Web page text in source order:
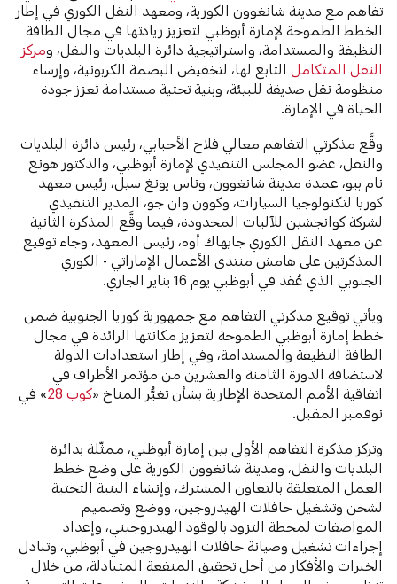
تفاهم مع مدينة شانغوون الكورية، ومعهد النقل الكوري في إطار
الخطط الطموحة لإمارة أبوظبي لتعزيز ريادتها في مجال الطاقة
النظيفة والمستدامة، واستراتيجية دائرة البلديات والنقل، ومركز
النقل المتكامل التابع لها، لتخفيض البصمة الكربونية، وإرساء
منظومة نقل صديقة للبيئة، وبنية تحتية مستدامة تعزز جودة
الحياة في الإمارة.
وقَّع مذكرتي التفاهم معالي فلاح الأحبابي، رئيس دائرة البلديات
والنقل، عضو المجلس التنفيذي لإمارة أبوظبي، والدكتور هونغ
نام بيو، عمدة مدينة شانغوون، وناس يونغ سيل، رئيس معهد
كوريا لتكنولوجيا السيارات، وكوون وان جو، المدير التنفيذي
لشركة كوانجشين للآليات المحدودة، فيما وقَّع المذكرة الثانية
عن معهد النقل الكوري جايهاك أوه، رئيس المعهد، وجاء توقيع
المذكرتين على هامش منتدى الأعمال الإماراتي - الكوري
الجنوبي الذي عُقد في أبوظبي يوم 16 يناير الجاري.
ويأتي توقيع مذكرتي التفاهم مع جمهورية كوريا الجنوبية ضمن
خطط إمارة أبوظبي الطموحة لتعزيز مكانتها الرائدة في مجال
الطاقة النظيفة والمستدامة، وفي إطار استعدادات الدولة
لاستضافة الدورة الثامنة والعشرين من مؤتمر الأطراف في
اتفاقية الأمم المتحدة الإطارية بشأن تغيُّر المناخ «كوب 28
» في
نوفمبر المقبل.
وتركز مذكرة التفاهم الأولى بين إمارة أبوظبي، ممثّلة بدائرة
البلديات والنقل، ومدينة شانغوون الكورية على وضع خطط
العمل المتعلقة بالتعاون المشترك، وإنشاء البنية التحتية
لشحن وتشغيل حافلات الهيدروجين، ووضع وتصميم
المواصفات لمحطة التزود بالوقود الهيدروجيني، وإعداد
إجراءات تشغيل وصيانة حافلات الهيدروجين في أبوظبي، وتبادل
الخبرات والأفكار من أجل تحقيق المنفعة المتبادلة، من خلال